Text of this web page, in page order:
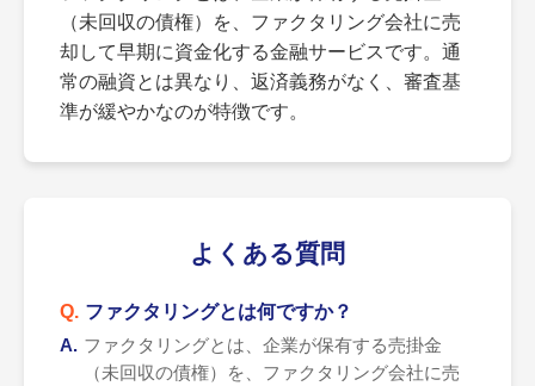
（未回収の債権）を、ファクタリング会社に売
却して早期に資金化する金融サービスです。通
常の融資とは異なり、返済義務がなく、審査基
準が緩やかなのが特徴です。
よくある質問
ファクタリングとは何ですか？
ファクタリングとは、企業が保有する売掛金
（未回収の債権）を、ファクタリング会社に売